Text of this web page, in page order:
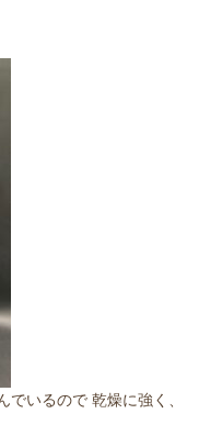
いるので 乾燥に強く、